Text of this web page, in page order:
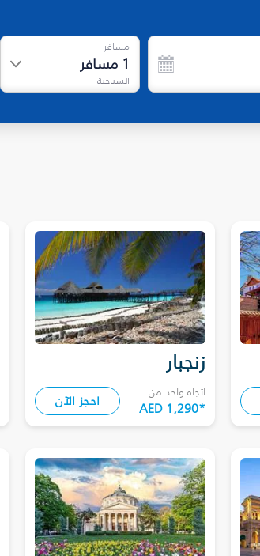
مسافر
1 مسافر
السياحية
زنجبار
اتجاه واحد من
AED 1,290* احجز الآن